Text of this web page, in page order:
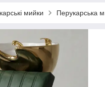
мийки Перукарська